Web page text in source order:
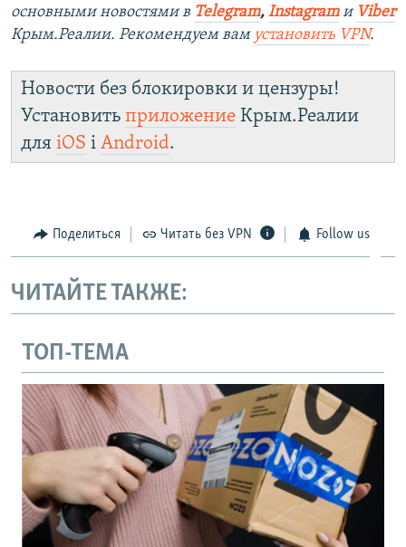
основными новостями в Telegram, Instagramи Viber
Крым.Реалии. Рекомендуем вам установить VPN.
Новости без блокировки и цензуры!
Установить приложение Крым.Реалии
для iOS і Android.
Поделиться Читать без VPN Follow us
ЧИТАЙТЕ ТАКЖЕ:
ТОП-ТЕМА